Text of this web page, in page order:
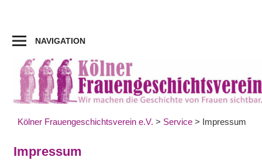
springen
NAVIGATION
Kölner Frauengeschichtsverein e.V. > Service > Impressum
Impressum